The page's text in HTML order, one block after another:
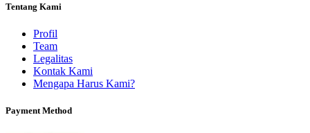
Tentang Kami
Profil
Team
Legalitas
Kontak Kami
Mengapa Harus Kami?
Payment Method